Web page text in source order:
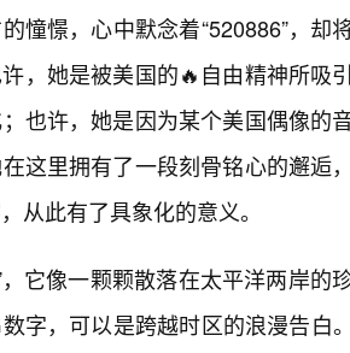
憧憬，心中默念着“520886”，却
，她是被美国的🔥自由精神所吸
也许，她是因为某个美国偶像的
这里拥有了一段刻骨铭心的邂逅
从此有了具象化的意义。
，它像一颗颗散落在太平洋两岸的
字，可以是跨越时区的浪漫告白